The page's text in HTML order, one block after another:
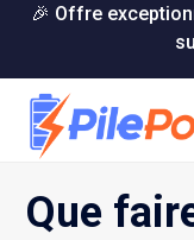
Skip🎉 Offre
Que